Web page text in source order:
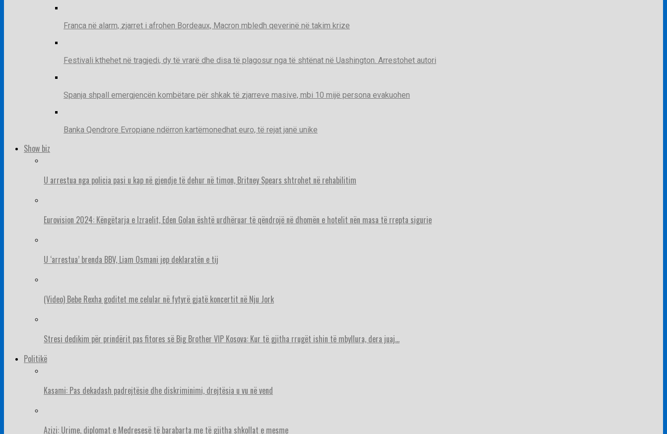
Franca në alarm, zjarret i afrohen Bordeaux, Macron mbledh qeverinë në takim krize
Festivali kthehet në tragjedi, dy të vrarë dhe disa të plagosur nga të shtënat në Uashington. Arrestohet autori
Spanja shpall emergjencën kombëtare për shkak të zjarreve masive, mbi 10 mijë persona evakuohen
Banka Qendrore Evropiane ndërron kartëmonedhat euro, të rejat janë unike
Show biz
U arrestua nga policia pasi u kap në gjendje të dehur në timon, Britney Spears shtrohet në rehabilitim
Eurovision 2024: Këngëtarja e Izraelit, Eden Golan është urdhëruar të qëndrojë në dhomën e hotelit nën masa të rrepta sigurie
U ‘arrestua’ brenda BBV, Liam Osmani jep deklaratën e tij
(Video) Bebe Rexha goditet me celular në fytyrë gjatë koncertit në Nju Jork
Stresi dedikim për prindërit pas fitores së Big Brother VIP Kosova: Kur të gjitha rrugët ishin të mbyllura, dera juaj…
Politikë
Kasami: Pas dekadash padrejtësie dhe diskriminimi, drejtësia u vu në vend
Azizi: Urime, diplomat e Medresesë të barabarta me të gjitha shkollat e mesme